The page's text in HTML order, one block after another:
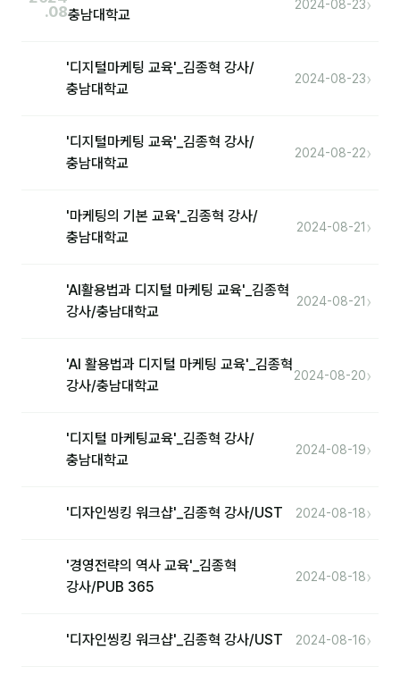
대면교육 후기
고객사 레퍼런스
미팅·보고
제안·영업
.08충남대학교
2024-08-23›
'디지털마케팅 교육'_김종혁 강사/
충남대학교
2024-08-23›
'디지털마케팅 교육'_김종혁 강사/
충남대학교
2024-08-22›
'마케팅의 기본 교육'_김종혁 강사/
충남대학교
2024-08-21 ›
'AI활용법과 디지털 마케팅 교육'_김종혁
강사/충남대학교
2024-08-21 ›
'AI 활용법과 디지털 마케팅 교육'_김종혁
강사/충남대학교
2024-08-20›
'디지털 마케팅교육'_김종혁 강사/
충남대학교
2024-08-19›
'디자인씽킹 워크샵'_김종혁 강사/UST 2024-08-18›
'경영전략의 역사 교육'_김종혁
강사/PUB 365
2024-08-18›
'디자인씽킹 워크샵'_김종혁 강사/UST 2024-08-16›